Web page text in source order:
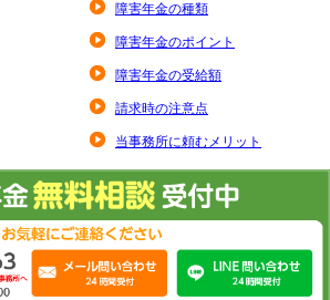
障害年金の種類
障害年金のポイント
障害年金の受給額
請求時の注意点
当事務所に頼むメリット